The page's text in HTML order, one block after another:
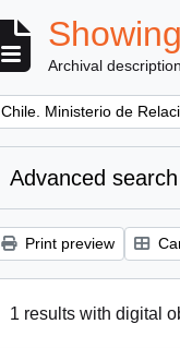
Archival description
Remove filter:
Chile. Ministerio de
Advanced
Print preview
1 results with digital